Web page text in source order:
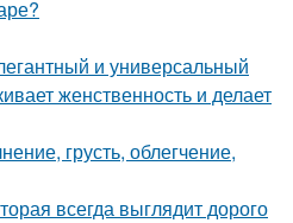
и универсальный
женственность и делает
грусть, облегчение,
всегда выглядит дорого